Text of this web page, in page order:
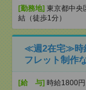
[勤務地] 東京都中
結（徒歩1分）
≪週2在宅≫時
フレット制作
[給 与] 時給1800円